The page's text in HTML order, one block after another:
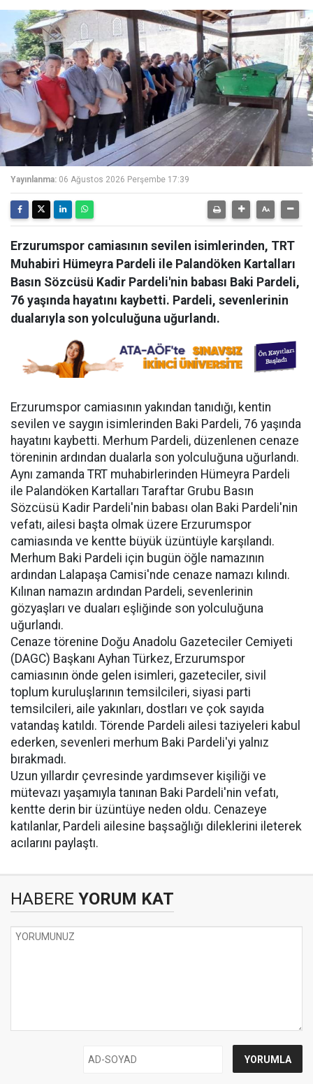
Yayınlanma: 06 Ağustos 2026 Perşembe 17:39
Erzurumspor camiasının sevilen isimlerinden, TRT
Muhabiri Hümeyra Pardeli ile Palandöken Kartalları
Basın Sözcüsü Kadir Pardeli'nin babası Baki Pardeli,
76 yaşında hayatını kaybetti. Pardeli, sevenlerinin
dualarıyla son yolculuğuna uğurlandı.
Erzurumspor camiasının yakından tanıdığı, kentin
sevilen ve saygın isimlerinden Baki Pardeli, 76 yaşında
hayatını kaybetti. Merhum Pardeli, düzenlenen cenaze
töreninin ardından dualarla son yolculuğuna uğurlandı.
Aynı zamanda TRT muhabirlerinden Hümeyra Pardeli
ile Palandöken Kartalları Taraftar Grubu Basın
Sözcüsü Kadir Pardeli'nin babası olan Baki Pardeli'nin
vefatı, ailesi başta olmak üzere Erzurumspor
camiasında ve kentte büyük üzüntüyle karşılandı.
Merhum Baki Pardeli için bugün öğle namazının
ardından Lalapaşa Camisi'nde cenaze namazı kılındı.
Kılınan namazın ardından Pardeli, sevenlerinin
gözyaşları ve duaları eşliğinde son yolculuğuna
uğurlandı.
Cenaze törenine Doğu Anadolu Gazeteciler Cemiyeti
(DAGC) Başkanı Ayhan Türkez, Erzurumspor
camiasının önde gelen isimleri, gazeteciler, sivil
toplum kuruluşlarının temsilcileri, siyasi parti
temsilcileri, aile yakınları, dostları ve çok sayıda
vatandaş katıldı. Törende Pardeli ailesi taziyeleri kabul
ederken, sevenleri merhum Baki Pardeli'yi yalnız
bırakmadı.
Uzun yıllardır çevresinde yardımsever kişiliği ve
mütevazı yaşamıyla tanınan Baki Pardeli'nin vefatı,
kentte derin bir üzüntüye neden oldu. Cenazeye
katılanlar, Pardeli ailesine başsağlığı dileklerini ileterek
acılarını paylaştı.
HABERE YORUM KAT